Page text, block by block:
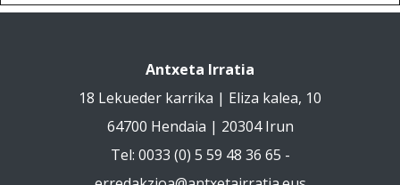
Antxeta Irratia
18 Lekueder karrika | Eliza kalea, 10
64700 Hendaia | 20304 Irun
Tel: 0033 (0) 5 59 48 36 65 -